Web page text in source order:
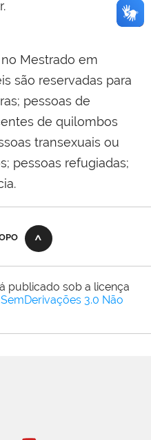
Mestrado em
são reservadas para
pessoas de
de quilombos
transexuais ou
pessoas refugiadas;
publicado sob a licença
3.0 Não